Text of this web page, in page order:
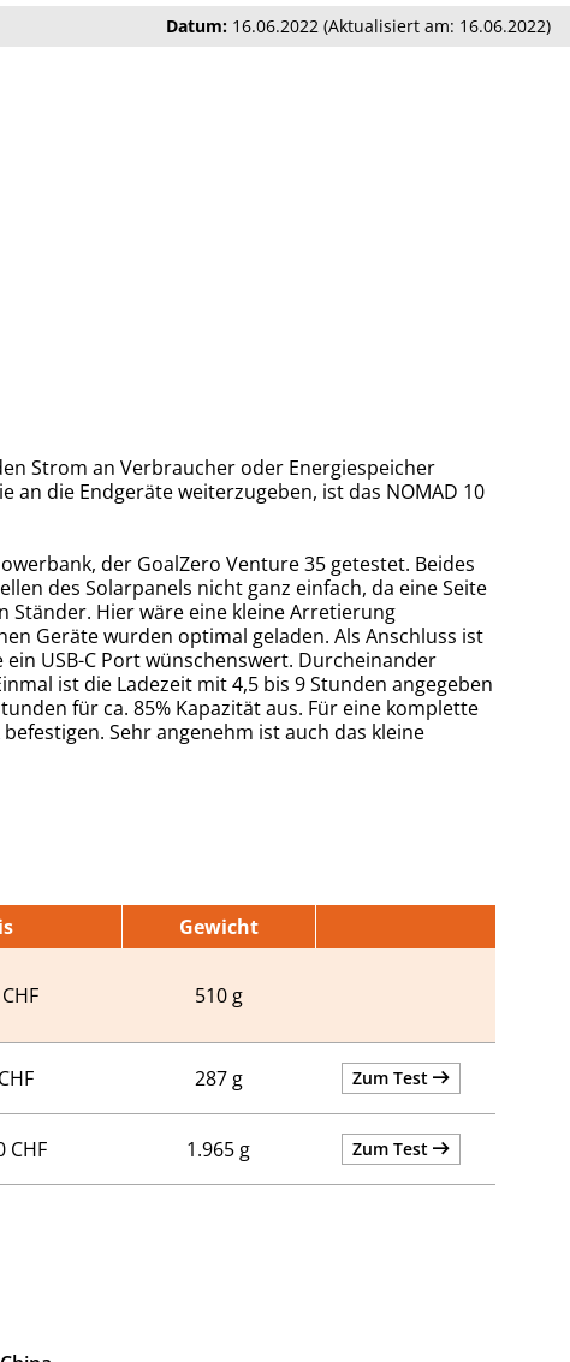
Datum: 16.06.2022 (Aktualisiert am: 16.06.2022)
Strom an Verbraucher oder Energiespeicher
an die Endgeräte weiterzugeben, ist das NOMAD 10
der GoalZero Venture 35 getestet. Beides
des Solarpanels nicht ganz einfach, da eine Seite
Ständer. Hier wäre eine kleine Arretierung
Geräte wurden optimal geladen. Als Anschluss ist
USB-C Port wünschenswert. Durcheinander
ist die Ladezeit mit 4,5 bis 9 Stunden angegeben
für ca. 85% Kapazität aus. Für eine komplette
Sehr angenehm ist auch das kleine
Gewicht
510 g
287 g Zum Test
CHF 1.965 g Zum Test